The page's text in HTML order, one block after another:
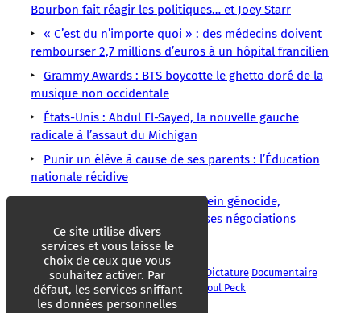
Bourbon fait réagir les politiques… et Joey Starr
« C’est du n’importe quoi » : des médecins doivent
rembourser 2,7 millions d’euros à un hôpital francilien
Grammy Awards : BTS boycotte le ghetto doré de la
musique non occidentale
États-Unis : Abdul El-Sayed, la nouvelle gauche
radicale à l’assaut du Michigan
Punir un élève à cause de ses parents : l’Éducation
nationale récidive
Accord Europol – Israël : en plein génocide,
Bruxelles poursuit secrètement ses négociations
controversées
1984 Big Brother Cinéma Démocratie Dictature Documentaire
Dystopie George Orwell Novlangue Raoul Peck
Ce site utilise divers
services et vous laisse le
choix de ceux que vous
souhaitez activer. Par
défaut, les services sniffant
les données personnelles